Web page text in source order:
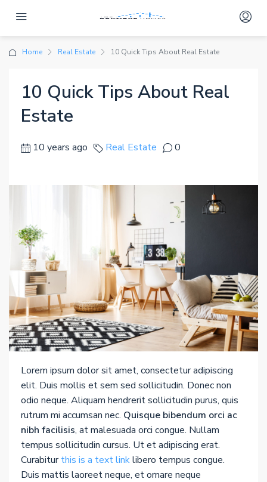
Home Real Estate 10 Quick Tips About Real Estate
10 Quick Tips About Real
Estate
10 years ago Real Estate 0
Lorem ipsum dolor sit amet, consectetur adipiscing
elit. Duis mollis et sem sed sollicitudin. Donec non
odio neque. Aliquam hendrerit sollicitudin purus, quis
rutrum mi accumsan nec. Quisque bibendum orci ac
nibh facilisis, at malesuada orci congue. Nullam
tempus sollicitudin cursus. Ut et adipiscing erat.
Curabiturthis is a text linklibero tempus congue.
Duis mattis laoreet neque, et ornare neque